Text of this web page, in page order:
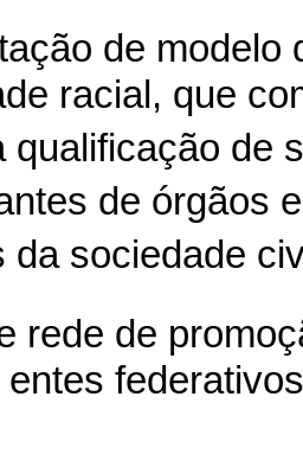
de
racial, que
qualificação de
de órgãos
da sociedade
rede de